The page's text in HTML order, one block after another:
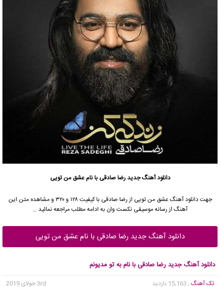
دانلود آهنگ جدیدرضا صادقی با نام عشق من تویی
جهت دانلود آهنگ عشق من تویی از رضا صادقی
با کیفیت ۱۲۸ و ۳۲۰ و مشاهده متن این
آهنگ از رسانه موسیقی نکست وان به ادامه مطلب مراجعه نمائید …
دانلود آهنگ جدید رضا صادقی با نام عشق من تویی
دانلود آهنگ جدید رضا صادقی با نام به تو مدیونم
تک آهنگ , 15,163 بازدید
3rd جولای 2019